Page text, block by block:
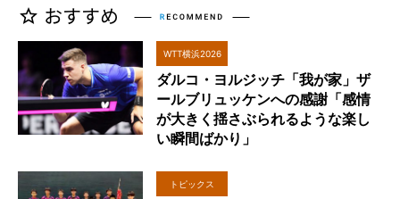
WTT横浜2026
ダルコ・ヨルジッチ「我が家」ザ
ールブリュッケンへの感謝「感情
が大きく揺さぶられるような楽し
い瞬間ばかり」
トピックス